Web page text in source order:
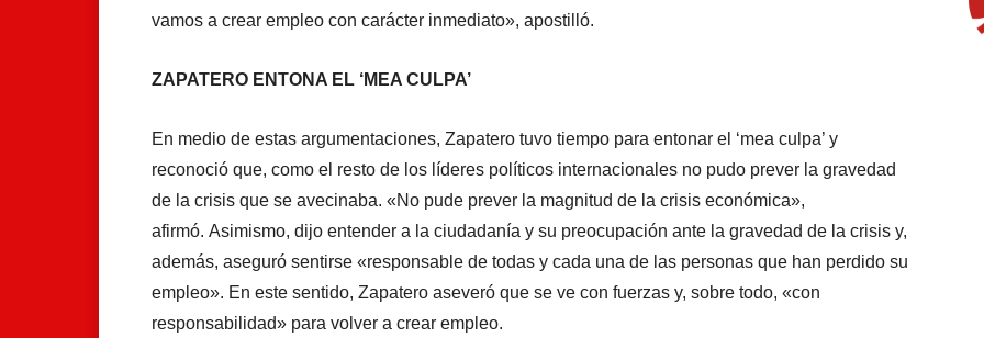
vamos a crear empleo con carácter inmediato», apostilló.
ZAPATERO ENTONA EL ‘MEA CULPA’
En medio de estas argumentaciones, Zapatero tuvo tiempo para entonar el ‘mea culpa’ y
reconoció que, como el resto de los líderes políticos internacionales no pudo prever la gravedad
de la crisis que se avecinaba. «No pude prever la magnitud de la crisis económica»,
afirmó. Asimismo, dijo entender a la ciudadanía y su preocupación ante la gravedad de la crisis y,
además, aseguró sentirse «responsable de todas y cada una de las personas que han perdido su
empleo». En este sentido, Zapatero aseveró que se ve con fuerzas y, sobre todo, «con
responsabilidad» para volver a crear empleo.